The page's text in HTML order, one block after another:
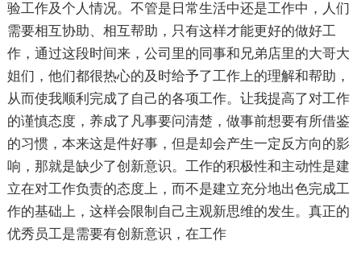
验工作及个人情况。不管是日常生活中还是工作中，人们
需要相互协助、相互帮助，只有这样才能更好的做好工
作，通过这段时间来，公司里的同事和兄弟店里的大哥大
姐们，他们都很热心的及时给予了工作上的理解和帮助，
从而使我顺利完成了自己的各项工作。让我提高了对工作
的谨慎态度，养成了凡事要问清楚，做事前想要有所借鉴
的习惯，本来这是件好事，但是却会产生一定反方向的影
响，那就是缺少了创新意识。工作的积极性和主动性是建
立在对工作负责的态度上，而不是建立充分地出色完成工
作的基础上，这样会限制自己主观新思维的发生。真正的
优秀员工是需要有创新意识，在工作